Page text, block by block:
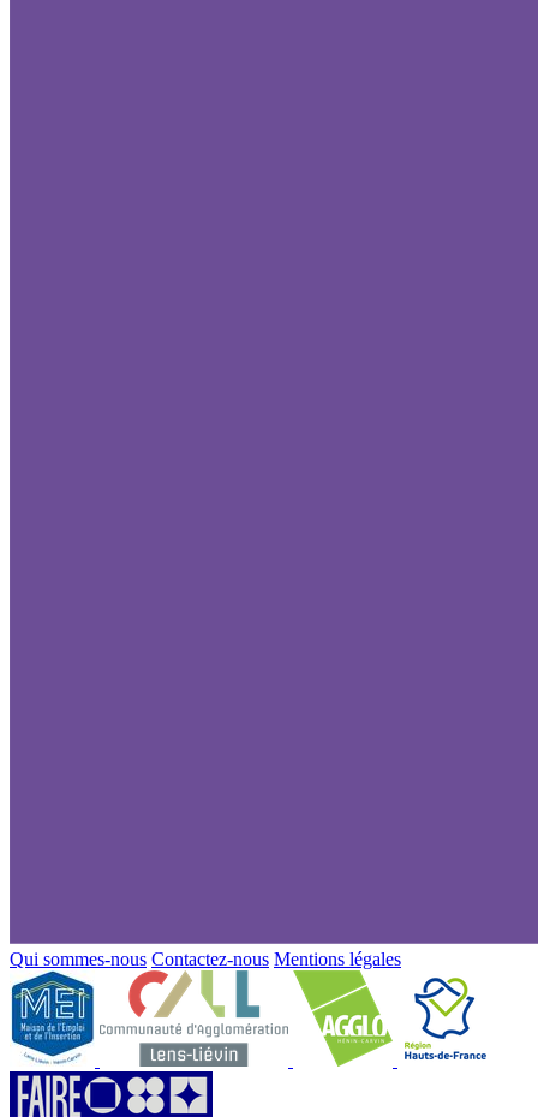
Qui sommes-nous Contactez-nous Mentions légales